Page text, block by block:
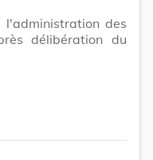
des
délibération du